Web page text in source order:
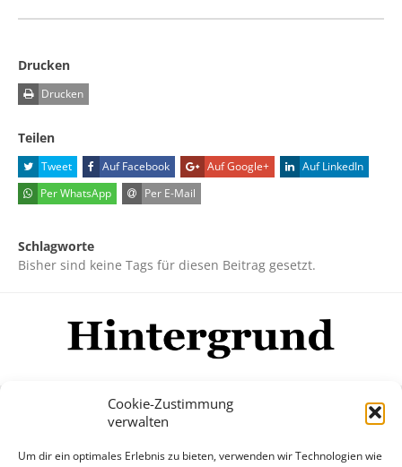
Cookie-Zustimmung
verwalten
Um dir ein optimales Erlebnis zu bieten, verwenden wir Technologien wie
Drucken
Drucken
Teilen
Tweet Auf Facebook Auf Google+
Auf LinkedIn
Per WhatsApp
Per E-Mail
Schlagworte
Bisher sind keine Tags für diesen Beitrag gesetzt.